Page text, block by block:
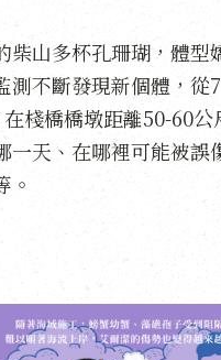
柴山多杯孔珊瑚，體型
測不斷發現新個體，從
棧橋橋墩距離50-60公
一天、在哪裡可能被誤
。